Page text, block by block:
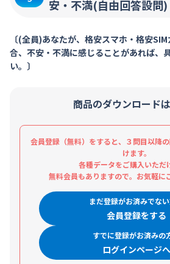
安・不満(自由回答設問)
〔(全員)あなたが、格安スマホ・格安
合、不安・不満に感じることがあれば、
い。〕
商品のダウンロード
会員登録（無料）をすると、３問目以降
けます。
各種データをご購入いただ
無料会員もありますので。お気軽に
まだ登録がお済みでな
会員登録をする
すでに登録がお済みの
ログインページへ